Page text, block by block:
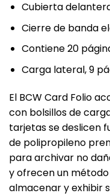
‎Cubierta
‎Cierre de banda
‎Contiene 20
‎Carga lateral, 9
‎El BCW Card Folio
con bolsillos de
tarjetas se deslicen
de polipropileno
para archivar no
y ofrecen un
almacenar y exhibir